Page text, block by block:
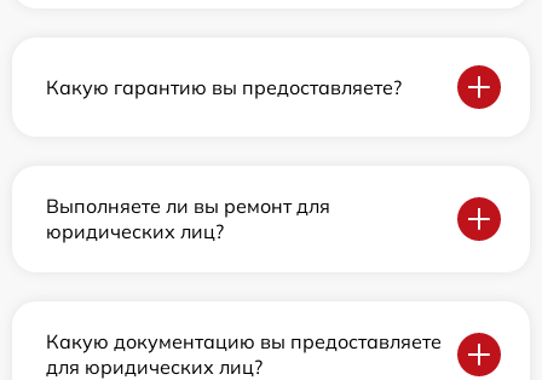
Какую гарантию вы предоставляете?
Выполняете ли вы ремонт для
юридических лиц?
Какую документацию вы предоставляете
для юридических лиц?